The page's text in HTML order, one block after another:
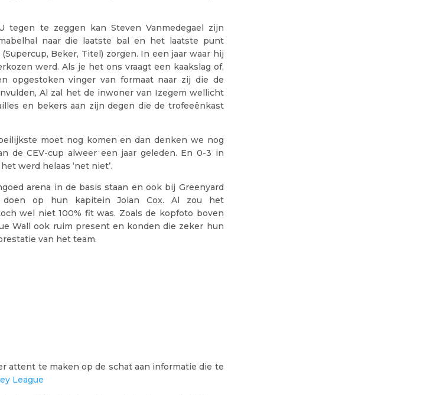
tegen te zeggen kan Steven Vanmedegael zijn
naar die laatste bal en het laatste punt
Beker, Titel) zorgen. In een jaar waar hij
werd. Als je het ons vraagt een kaakslag of,
opgestoken vinger van formaat naar zij die de
Al zal het de inwoner van Izegem wellicht
en bekers aan zijn degen die de trofeeënkast
moet nog komen en dan denken we nog
de CEV-cup alweer een jaar geleden. En 0-3 in
werd helaas ‘net niet’.
arena in de basis staan en ook bij Greenyard
doen op hun kapitein Jolan Cox. Al zou het
wel niet 100% fit was. Zoals de kopfoto boven
Wall ook ruim present en konden die zeker hun
van het team.
attent te maken op de schat aan informatie die te
League